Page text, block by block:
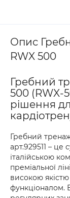
Опис
RWX 500
Гребний
500 (RWX-
рішення
Гребний
арт.929511 –
італійською
преміальної
високою
функціоналом.